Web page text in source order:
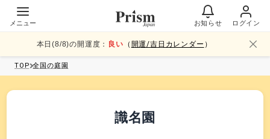
メニュー お知らせ ログイン
本日(8/8)の開運度： 良い （ 開運/吉日カレンダー ）
TOP 全国の庭園
識名園